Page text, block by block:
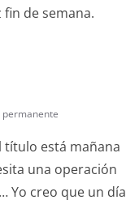
de semana.
permanente
título está mañana
una operación
Yo creo que un día